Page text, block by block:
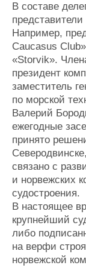
Репутация
Работа
Крюинг
Журнал
Конференции
Выставки и
Личности
Словарь
В составе
Например,
Caucasus
«Storvik».
президент
заместитель
по морской
Валерий
ежегодные
принято
связано с
и норвежских
судостроения.
В настоящее
крупнейший
либо
на верфи
норвежской